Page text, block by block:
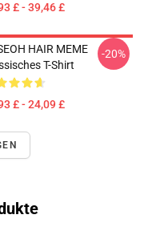
£ - 39,46 £
HAIR MEME
T-Shirt
£ - 24,09 £
-20%